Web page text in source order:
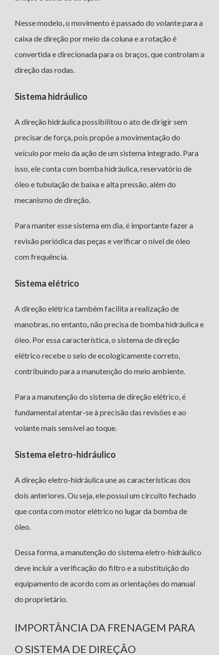
Nesse modelo, o movimento é passado do volante para a
caixa de direção por meio da coluna e a rotação é
convertida e direcionada para os braços, que controlam a
direção das rodas.
Sistema hidráulico
A direção hidráulica possibilitou o ato de dirigir sem
precisar de força, pois propõe a movimentação do
veículo por meio da ação de um sistema integrado. Para
isso, ele conta com bomba hidráulica, reservatório de
óleo e tubulação de baixa e alta pressão, além do
mecanismo de direção.
Para manter esse sistema em dia, é importante fazer a
revisão periódica das peças e verificar o nível de óleo
com frequência.
Sistema elétrico
A direção elétrica também facilita a realização de
manobras, no entanto, não precisa de bomba hidráulica e
óleo. Por essa característica, o sistema de direção
elétrico recebe o selo de ecologicamente correto,
contribuindo para a manutenção do meio ambiente.
Para a manutenção do sistema de direção elétrico, é
fundamental atentar-se à precisão das revisões e ao
volante mais sensível ao toque.
Sistema eletro-hidráulico
A direção eletro-hidráulica une as características dos
dois anteriores. Ou seja, ele possui um circuito fechado
que conta com motor elétrico no lugar da bomba de
óleo.
Dessa forma, a manutenção do sistema eletro-hidráulico
deve incluir a verificação do filtro e a substituição do
equipamento de acordo com as orientações do manual
do proprietário.
IMPORTÂNCIA DA FRENAGEM PARA
O SISTEMA DE DIREÇÃO